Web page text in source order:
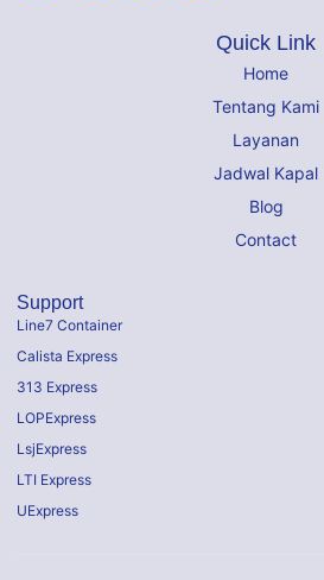
Quick Link
Home
Tentang Kami
Layanan
Jadwal Kapal
Blog
Contact
Support
Line7 Container
Calista Express
313 Express
LOPExpress
LsjExpress
LTI Express
UExpress